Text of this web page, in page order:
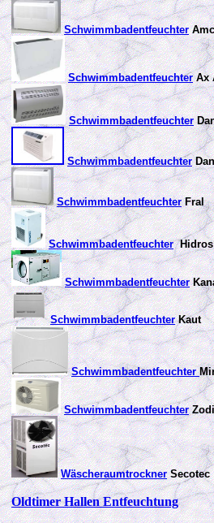
Schwimmbadentfeuchter
SchwimmbadentfeuchterAx
Schwimmbadentfeuchter
Schwimmbadentfeuchter
SchwimmbadentfeuchterFral
SchwimmbadentfeuchterHidros
Schwimmbadentfeuchter
SchwimmbadentfeuchterKaut
Schwimmbadentfeuchter
Schwimmbadentfeuchter
Wäscheraumtrockner Secotec
Oldtimer Hallen Entfeuchtung